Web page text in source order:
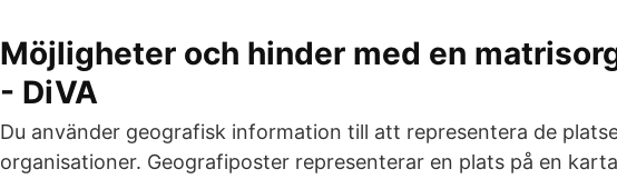
Möjligheter och hinder med en
- DiVA
Du använder geografisk information till att representera de
organisationer. Geografiposter representerar en plats på en